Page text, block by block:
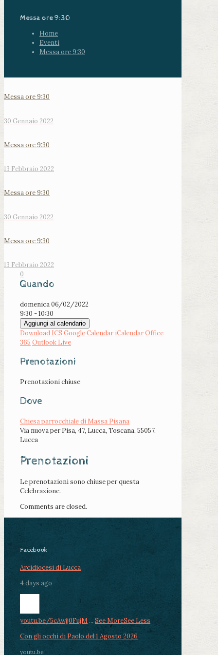
Messa ore 9:30
Home
Eventi
Messa ore 9:30
Messa ore 9:30
30 Gennaio 2022
Messa ore 9:30
13 Febbraio 2022
Messa ore 9:30
30 Gennaio 2022
Messa ore 9:30
13 Febbraio 2022
0
Quando
domenica 06/02/2022
9:30 - 10:30
Aggiungi al calendario
Download ICS Google Calendar iCalendarOffice
365 Outlook Live
Prenotazioni
Prenotazioni chiuse
Dove
Chiesa parrocchiale di Massa Pisana
Via nuova per Pisa, 47, Lucca, Toscana, 55057,
Lucca
Prenotazioni
Le prenotazioni sono chiuse per questa
Celebrazione.
Comments are closed.
Facebook
Arcidiocesi di Lucca
4 days ago
youtu.be/5cAwjj0FujM ... See MoreSee Less
Con gli occhi di Paolo del 1 Agosto 2026
youtu.be